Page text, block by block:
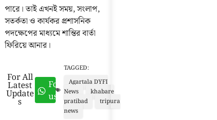
পারে। তাই এখনই সময়, সংলাপ,
সতর্কতা ও কার্যকর প্রশাসনিক
পদক্ষেপের মাধ্যমে শান্তির বার্তা
ফিরিয়ে আনার।
For All
Latest
Update
s
Follow
us
TAGGED:
Agartala DYFI
News
khabare
pratibad
tripura
news